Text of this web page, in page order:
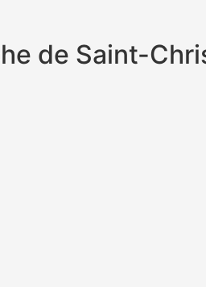
de Saint-